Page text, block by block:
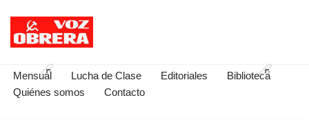
Saltar
contenido
Mensual Lucha de Clase Editoriales
Biblioteca
Quiénes somos
Contacto